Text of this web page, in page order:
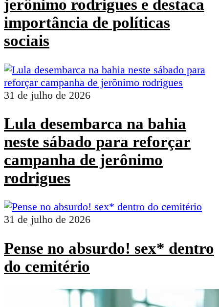
jerônimo rodrigues e destaca
importância de políticas
sociais
31 de julho de 2026
Lula desembarca na bahia
neste sábado para reforçar
campanha de jerônimo
rodrigues
31 de julho de 2026
Pense no absurdo! sex* dentro
do cemitério